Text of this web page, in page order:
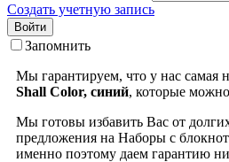
Создать учетную запись
Войти
Запомнить
Мы гарантируем, что у нас самая
Shall Color, синий, которые
Мы готовы избавить Вас от
предложения на Наборы с
именно поэтому даем гарантию